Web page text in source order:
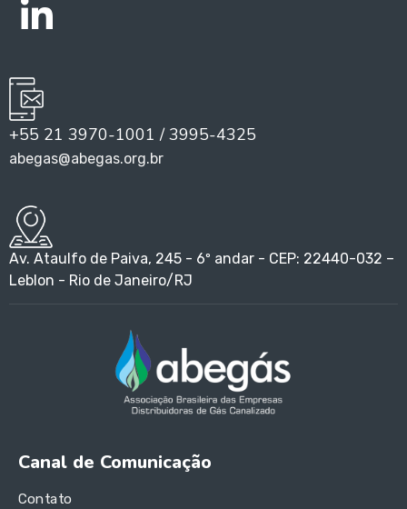
+55 21 3970-1001 / 3995-4325
abegas@abegas.org.br
Av. Ataulfo de Paiva, 245 - 6º andar - CEP: 22440-032 –
Leblon - Rio de Janeiro/RJ
Canal de Comunicação
Contato